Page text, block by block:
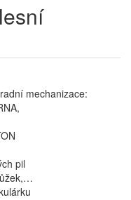
mechanizace:
pil